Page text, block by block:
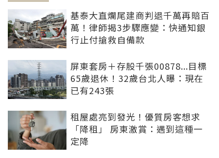
基泰大直爛尾建商判退千萬再賠百
萬！律師揭3步驟應變：快通知銀
行止付搶救自備款
屏東套房＋存股千張00878...目標
65歲退休！32歲台北人曝：現在
已有243張
租屋處亮到發光！優質房客想求
「降租」 房東激賞：遇到這種一
定降